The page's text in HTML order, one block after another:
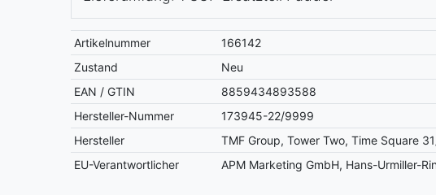
Artikelnummer
166142
Zustand
Neu
EAN / GTIN
8859434893588
Hersteller-Nummer
173945-22/9999
Hersteller
TMF Group, Tower Two, Time Square
EU-Verantwortlicher
APM Marketing GmbH, Hans-Urmiller-